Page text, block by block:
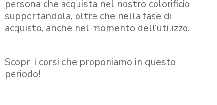
persona che acquista nel nostro colorificio
supportandola, oltre che nella fase di
acquisto, anche nel momento dell’utilizzo.
Scopri i corsi che proponiamo in questo
periodo!